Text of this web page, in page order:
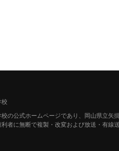
の公式ホームページであり、岡山県立矢
者に無断で複製・改変および放送・有線